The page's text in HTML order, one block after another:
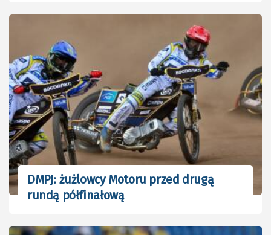
DMPJ: żużlowcy Motoru przed drugą
rundą półfinałową